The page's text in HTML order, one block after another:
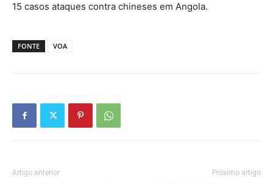
15 casos ataques contra chineses em Angola.
FONTE VOA
Artigo anterior Próximo artigo